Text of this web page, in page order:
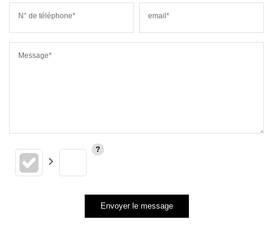
N° de téléphone* email*
Message*
Envoyer le message